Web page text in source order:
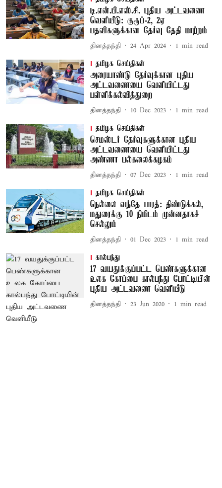
டி.என்.பி.எஸ்.சி. புதிய அட்டவணை
வெளியீடு: குரூப்-2, 2ஏ
பதவிகளுக்கான தேர்வு தேதி மாற்றம்
தினத்தந்தி 24 Apr 2024 1 min read
தமிழக செய்திகள்
அரையாண்டு தேர்வுக்கான புதிய
அட்டவணையை வெளியிட்டது
பள்ளிக்கல்வித்துறை
தினத்தந்தி 10 Dec 2023 1 min read
தமிழக செய்திகள்
செமஸ்டர் தேர்வுகளுக்கான புதிய
அட்டவணையை வெளியிட்டது
அண்ணா பல்கலைக்கழகம்
தினத்தந்தி 07 Dec 2023 1 min read
தமிழக செய்திகள்
நெல்லை வந்தே பாரத்: திண்டுக்கல்,
மதுரைக்கு 10 நிமிடம் முன்னதாகச்
செல்லும்
தினத்தந்தி 01 Dec 2023 1 min read
கால்பந்து
17 வயதுக்குப்பட்ட பெண்களுக்கான
உலக கோப்பை கால்பந்து போட்டியின்
புதிய அட்டவணை வெளியீடு
தினத்தந்தி 23 Jun 2020 1 min read